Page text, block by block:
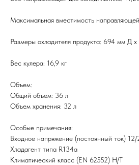
Максимальная вместимость
Размеры охладителя продукта: 694 мм
Вес кулера: 16,9 кг
Объем:
Общий объем: 36 л
Объем хранения: 32 л
Особые примечания:
Входное напряжение (постоянный ток)
Хладагент типа R134a
Климатический класс (EN 62552) Н/Т